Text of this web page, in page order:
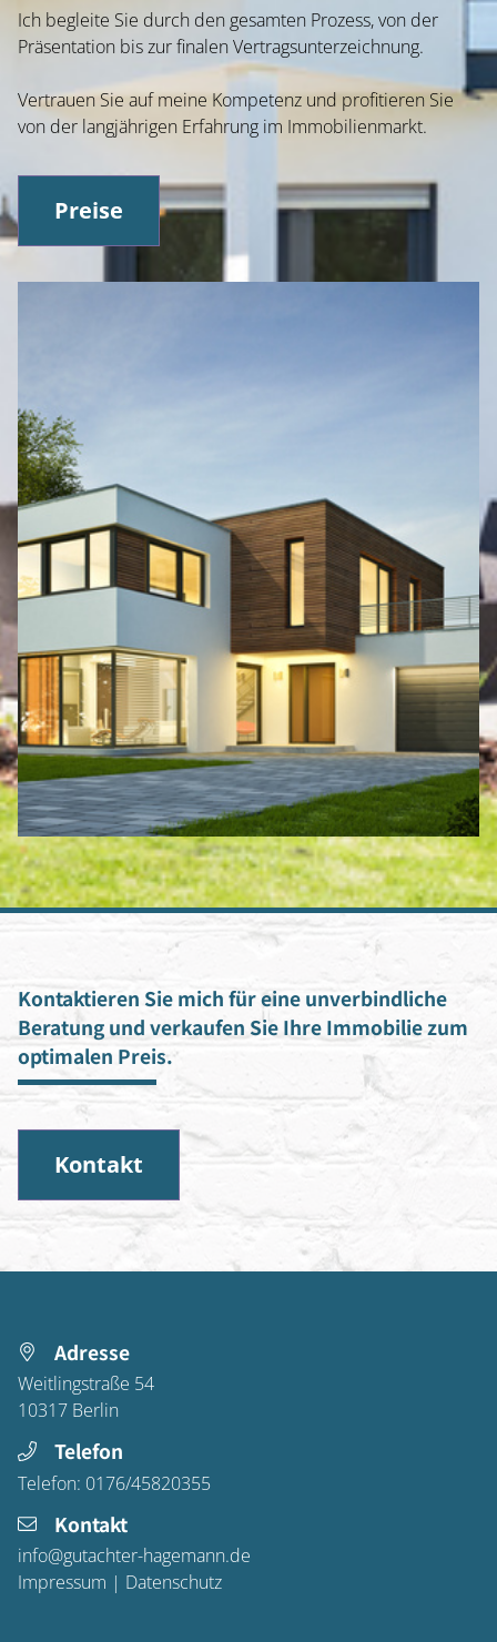
Ich begleite Sie durch den gesamten Prozess, von der
Präsentation bis zur finalen Vertragsunterzeichnung.
Vertrauen Sie auf meine Kompetenz und profitieren Sie
von der langjährigen Erfahrung im Immobilienmarkt.
Preise
Kontaktieren Sie mich für eine unverbindliche
Beratung und verkaufen Sie Ihre Immobilie zum
optimalen Preis.
Kontakt
Adresse
Weitlingstraße 54
10317 Berlin
Telefon
Telefon: 0176/45820355
Kontakt
info@gutachter-hagemann.de
Impressum | Datenschutz